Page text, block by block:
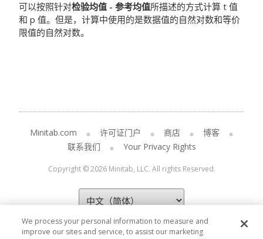
可以按照针对检验均值 - 参考均值所描述的方式计算 t 值
和 p 值。但是，计算中使用的是数据值的自然对数和等价
限值的自然对数。
Minitab.com 许可证门户 商店
博客
联系我们
Your Privacy Rights
Copyright © 2026 Minitab, LLC. All rights Reserved.
We process your personal information to measure and
improve our sites and service, to assist our marketing